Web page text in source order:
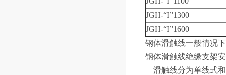
JGH-“I”1300
JGH-“I”1600
钢体滑触线一般情况
钢体滑触线绝缘支架
滑触线分为单线式